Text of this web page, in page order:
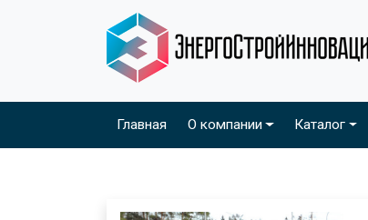
Главная О компании Каталог